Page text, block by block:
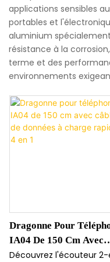
applications sensibles
portables et
aluminium
résistance à la
terme et des
environnements
Dragonne Pour
IA04 De 150 Cm Avec
Câble De Données À
Découvrez l'écouteur 2-